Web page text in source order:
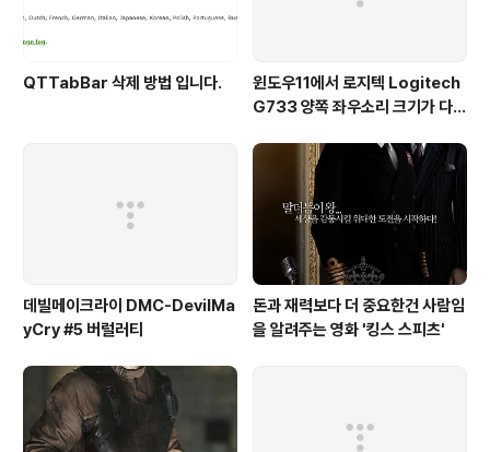
QTTabBar 삭제 방법 입니다.
윈도우11에서 로지텍 Logitech
G733 양쪽 좌우소리 크기가 다르
게 들려요!)
데빌메이크라이 DMC-DevilMa
yCry #5 버럴러티
돈과 재력보다 더 중요한건 사람임
을 알려주는 영화 '킹스 스피츠'